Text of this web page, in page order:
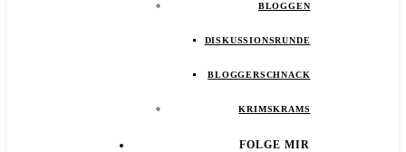
BLOGGEN
DISKUSSIONSRUNDE
BLOGGERSCHNACK
KRIMSKRAMS
FOLGE MIR